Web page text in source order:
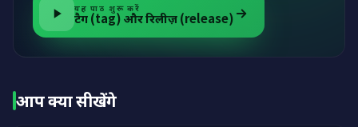
यह पाठ शुरू करें
टैग (tag) और रिलीज़ (release)
आप क्या सीखेंगे